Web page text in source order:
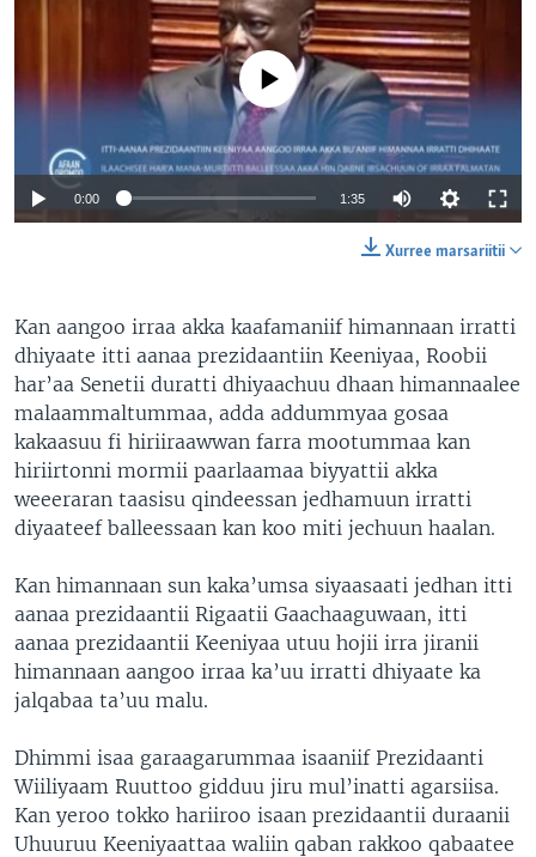
No media source currently available
0:00 1:35
Xurree marsariitii
Kan aangoo irraa akka kaafamaniif himannaan irratti
dhiyaate itti aanaa prezidaantiin Keeniyaa, Roobii
har’aa Senetii duratti dhiyaachuu dhaan himannaalee
malaammaltummaa, adda addummyaa gosaa
kakaasuu fi hiriiraawwan farra mootummaa kan
hiriirtonni mormii paarlaamaa biyyattii akka
weeeraran taasisu qindeessan jedhamuun irratti
diyaateef balleessaan kan koo miti jechuun haalan.
Kan himannaan sun kaka’umsa siyaasaati jedhan itti
aanaa prezidaantii Rigaatii Gaachaaguwaan, itti
aanaa prezidaantii Keeniyaa utuu hojii irra jiranii
himannaan aangoo irraa ka’uu irratti dhiyaate ka
jalqabaa ta’uu malu.
Dhimmi isaa garaagarummaa isaaniif Prezidaanti
Wiiliyaam Ruuttoo gidduu jiru mul’inatti agarsiisa.
Kan yeroo tokko hariiroo isaan prezidaantii duraanii
Uhuuruu Keeniyaattaa waliin qaban rakkoo qabaatee